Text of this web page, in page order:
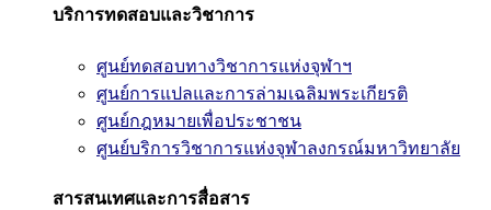
บริการทดสอบและวิชาการ
ศูนย์ทดสอบทางวิชาการแห่งจุฬาฯ
ศูนย์การแปลและการล่ามเฉลิมพระเกียรติ
ศูนย์กฎหมายเพื่อประชาชน
ศูนย์บริการวิชาการแห่งจุฬาลงกรณ์มหาวิทยาลัย
สารสนเทศและการสื่อสาร